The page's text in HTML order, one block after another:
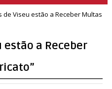
de Viseu estão a Receber Multas
estão a Receber